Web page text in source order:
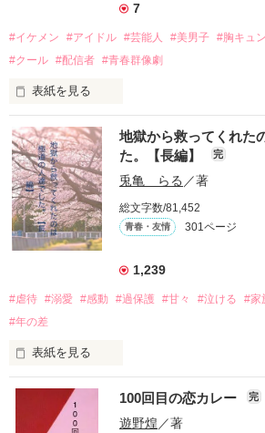
7
#イケメン #アイドル #芸能人 #美男子 #胸キュン
#クール #配信者 #青春群像劇
表紙を見る
推しは画面の向こうにいるはずだったのに
ています。
不器用でも努力を諦めない赤。
無口で頼れる黒。
天才肌で笑顔が眩しい白。
三人の姿に勇気をもらい、「私も一歩踏
えるようになった。
笑って、ときどき泣ける。
地獄から救ってくれた
た。【長編】
完
兎亀 らる ／著
総文字数/81,452
青春・友情 301ページ
1,239
#虐待 #溺愛 #感動 #過保護 #甘々 #泣ける #家
#年の差
表紙を見る
｢全部あんたのせいよ｣
『──のせいじゃないよ』
100回目の恋カレー 完
遊野煌 ／著